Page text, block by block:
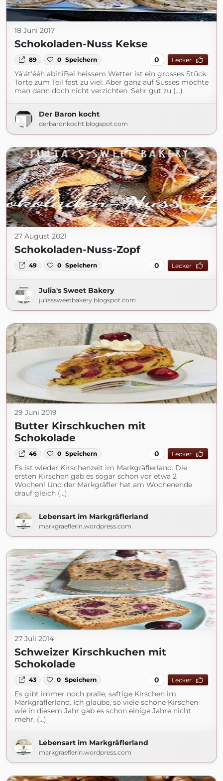
18 Juni 2017
Schokoladen-Nuss Kekse
89 0 Speichern 0 Lecker
Yá'át'ééh abiniBei heissem Wetter ist ein grosses Stück
Torte zum Teil fast zu viel. Aber ganz auf Süsses möchte
man dann doch nicht verzichten. Sehr gut zu (...)
Der Baron kocht
derbaronkocht.blogspot.com
27 August 2021
Schokoladen-Nuss-Zopf
49 0 Speichern 0 Lecker
Julia's Sweet Bakery
juliassweetbakery.blogspot.com
29 Juni 2019
Butter Kirschkuchen mit
Schokolade
46 0 Speichern 0 Lecker
Es ist wieder Kirschenzeit im Markgräflerland. Die
ersten Kirschen gab es sogar schon vor etwa 2
Wochen! Und der Markgräfler hat am Wochenende
drauf gleich (...)
Lebensart im Markgräflerland
markgraeflerin.wordpress.com
27 Juli 2014
Schweizer Kirschkuchen mit
Schokolade
43 0 Speichern 0 Lecker
Es gibt immer noch pralle, saftige Kirschen im
Markgräflerland. Ich glaube, so viele schöne Kirschen
wie in diesem Jahr gab es schon einige Jahre nicht
mehr. (...)
Lebensart im Markgräflerland
markgraeflerin.wordpress.com